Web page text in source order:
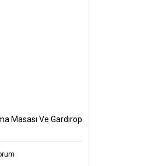
Masası Ve Gardırop